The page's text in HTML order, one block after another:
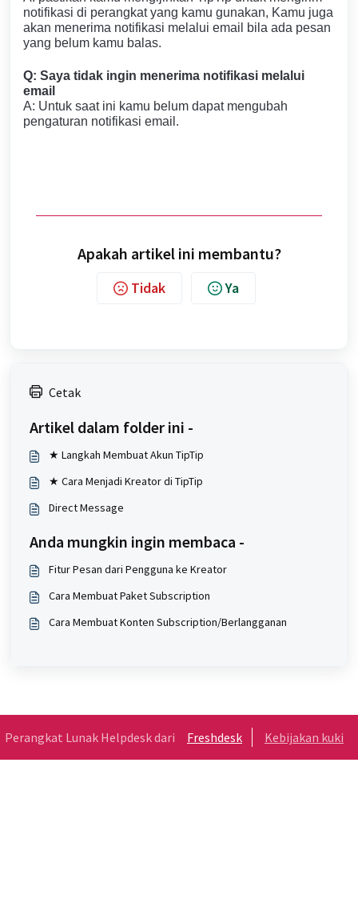
notifikasi di perangkat yang kamu gunakan, Kamu juga
akan menerima notifikasi melalui email bila ada pesan
yang belum kamu balas.
Q: Saya tidak ingin menerima notifikasi melalui
email
A: Untuk saat ini kamu belum dapat mengubah
pengaturan notifikasi email.
Apakah artikel ini membantu?
Tidak Ya
Cetak
Artikel dalam folder ini -
★ Langkah Membuat Akun TipTip
★ Cara Menjadi Kreator di TipTip
Direct Message
Anda mungkin ingin membaca -
Fitur Pesan dari Pengguna ke Kreator
Cara Membuat Paket Subscription
Cara Membuat Konten Subscription/Berlangganan
Perangkat Lunak Helpdesk dari Freshdesk Kebijakan kuki